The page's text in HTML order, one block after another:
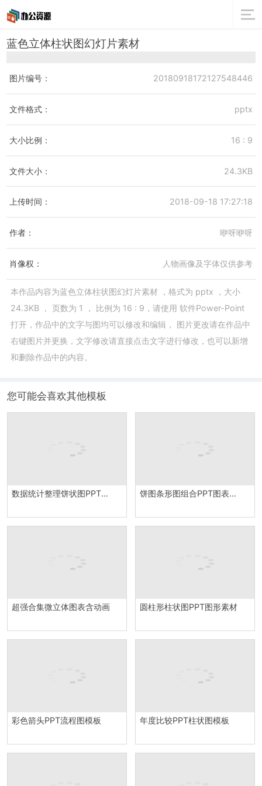
蓝色立体柱状图幻灯片素材
图片编号： 20180918172127548446
文件格式： pptx
大小比例： 16 : 9
文件大小： 24.3KB
上传时间： 2018-09-18 17:27:18
作者： 咿呀咿呀
肖像权： 人物画像及字体仅供参考
本作品内容为蓝色立体柱状图幻灯片素材，格式为 pptx
，大小
24.3KB， 页数为 1 ， 比例为 16 : 9 ，请使用 软件Power-Point
打开，作品中的文字与图均可以修改和编辑， 图片更改请在作品中
右键图片并更换，文字修改请直接点击文字进行修改，也可以新增
和删除作品中的内容。
您可能会喜欢其他模板
数据统计整理饼状图PPT模板 饼图条形图组合PPT图表素材
超强合集微立体图表含动画 圆柱形柱状图PPT图形素材
彩色箭头PPT流程图模板 年度比较PPT柱状图模板